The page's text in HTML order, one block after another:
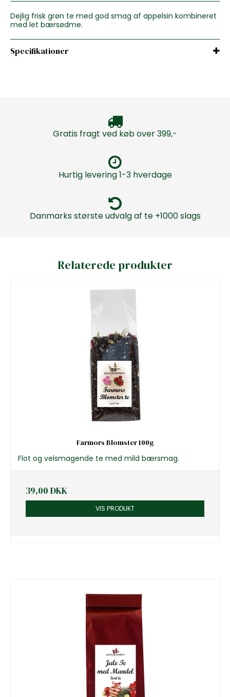
Dejlig frisk grøn te med god smag af appelsin kombineret
med let bærsødme.
Specifikationer
Gratis fragt ved køb over 399,-
Hurtig levering 1-3 hverdage
Danmarks største udvalg af te +1000 slags
Relaterede produkter
Farmors Blomster 100g
Flot og velsmagende te med mild bærsmag.
39,00 DKK
VIS PRODUKT